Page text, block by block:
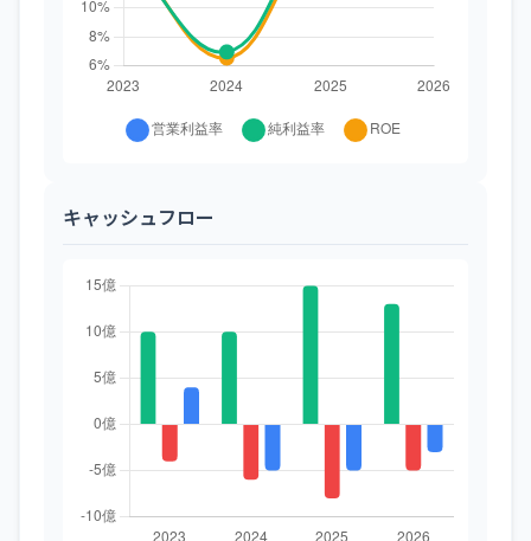
キャッシュフロー